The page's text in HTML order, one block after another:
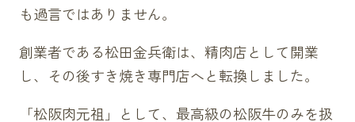
も過言ではありません。
創業者である松田金兵衛は、精肉店として開業
し、その後すき焼き専門店へと転換しました。
「松阪肉元祖」として、最高級の松阪牛のみを扱